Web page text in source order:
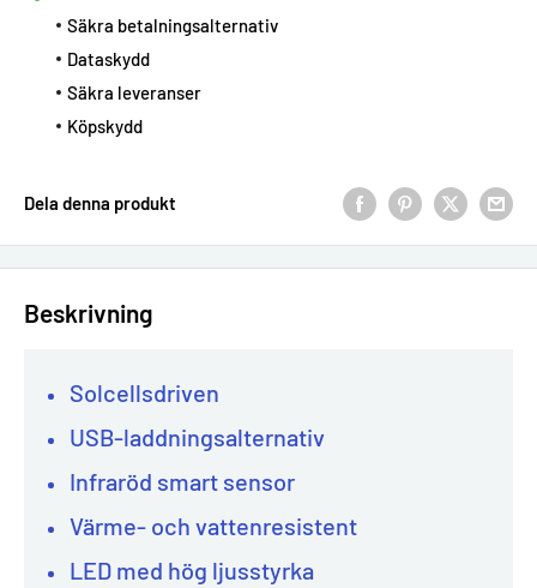
Säkra betalningsalternativ
Dataskydd
Säkra leveranser
Köpskydd
Dela denna produkt
Beskrivning
Solcellsdriven
USB-laddningsalternativ
Infraröd smart sensor
Värme- och vattenresistent
LED med hög ljusstyrka